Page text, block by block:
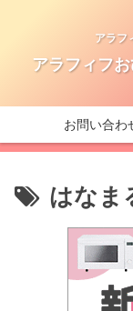
アラフ
アラフィフ
お問い合わ
はなま